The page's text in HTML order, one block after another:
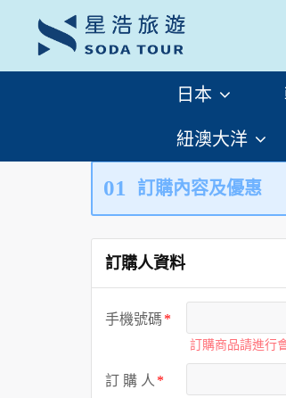
日本
紐澳大洋
01 訂購內容及優惠
訂購人資料
手機號碼
訂購商品請進行
訂 購 人